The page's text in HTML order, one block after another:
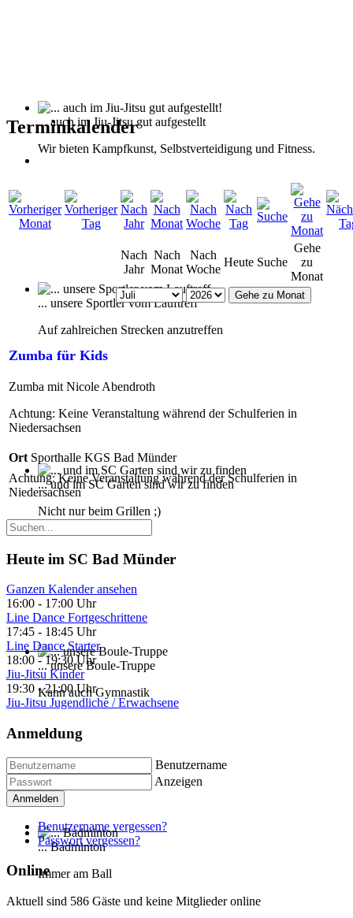
... auch im Jiu-Jitsu gut aufgestellt
Wir bieten Kampfkunst, Selbstverteidigung und Fitness.
... unsere Sportler vom Lauftreff
Auf zahlreichen Strecken anzutreffen
... und im SC Garten sind wir zu finden
Nicht nur beim Grillen ;)
... unsere Boule-Truppe
Kann auch Gymnastik
... Badminton
Immer am Ball
Terminkalender
Nach
Jahr
Nach
Monat
Nach
Woche
Heute Suche
Gehe
zu
Monat
Gehe zu Monat
Zumba für Kids
Zumba mit Nicole Abendroth
Achtung: Keine Veranstaltung während der Schulferien in
Niedersachsen
Ort Sporthalle KGS Bad Münder
Achtung: Keine Veranstaltung während der Schulferien in
Niedersachsen
Heute im SC Bad Münder
Ganzen Kalender ansehen
16:00 - 17:00 Uhr
Line Dance Fortgeschrittene
17:45 - 18:45 Uhr
Line Dance Starter
18:00 -19:30 Uhr
Jiu-Jitsu Kinder
19:30 -21:00 Uhr
Jiu-Jitsu Jugendliche / Erwachsene
Anmeldung
Benutzername
Anzeigen
Anmelden
Benutzername vergessen?
Passwort vergessen?
Online
Aktuell sind 586 Gäste und keine Mitglieder online